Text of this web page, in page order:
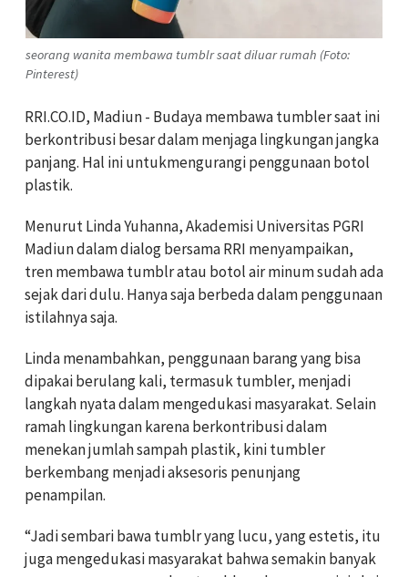
seorang wanita membawa tumblr saat diluar rumah (Foto:
Pinterest)
RRI.CO.ID, Madiun - Budaya membawa tumbler saat ini
berkontribusi besar dalam menjaga lingkungan jangka
panjang. Hal ini untukmengurangi penggunaan botol
plastik.
Menurut Linda Yuhanna, Akademisi Universitas PGRI
Madiun dalam dialog bersama RRI menyampaikan,
tren membawa tumblr atau botol air minum sudah ada
sejak dari dulu. Hanya saja berbeda dalam penggunaan
istilahnya saja.
Linda menambahkan, penggunaan barang yang bisa
dipakai berulang kali, termasuk tumbler, menjadi
langkah nyata dalam mengedukasi masyarakat. Selain
ramah lingkungan karena berkontribusi dalam
menekan jumlah sampah plastik, kini tumbler
berkembang menjadi aksesoris penunjang
penampilan.
“Jadi sembari bawa tumblr yang lucu, yang estetis, itu
juga mengedukasi masyarakat bahwa semakin banyak